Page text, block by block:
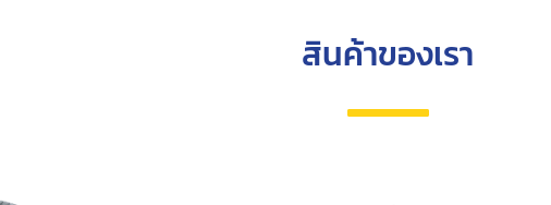
สินค้าของเรา